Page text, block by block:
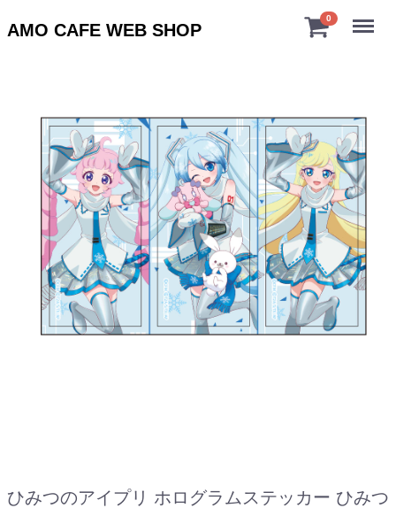
AMO CAFE WEB SHOP
0 Menu
ひみつのアイプリ ホログラムステッカー ひみつ